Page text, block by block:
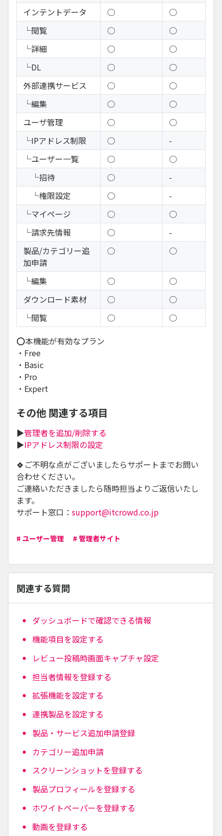
インテントデータ ○
○
└閲覧
○
○
└詳細
○
○
└DL
○
○
外部連携サービス
○
○
└編集
○
○
ユーザ管理
○
○
└IPアドレス制限
○
-
└ユーザー一覧
○
○
└招待
○
-
└権限設定
○
-
└マイページ
○
○
└請求先情報
○
-
製品/カテゴリー追
加申請
○ ○
└編集 ○
○
ダウンロード素材
○
○
└閲覧
○
○
⭕本機能が有効なプラン
・Free
・Basic
・Pro
・Expert
その他 関連する項目
▶管理者を追加/削除する
▶IPアドレス制限の設定
🍀ご不明な点がございましたらサポートまでお問い
合わせください。
ご連絡いただきましたら随時担当よりご返信いたし
ます。
サポート窓口： support@itcrowd.co.jp
# ユーザー管理 # 管理者サイト
関連する質問
ダッシュボードで確認できる情報
機能項目を設定する
レビュー投稿時画面キャプチャ設定
担当者情報を登録する
拡張機能を設定する
連携製品を設定する
製品・サービス追加申請登録
カテゴリー追加申請
スクリーンショットを登録する
製品プロフィールを登録する
ホワイトペーパーを登録する
動画を登録する